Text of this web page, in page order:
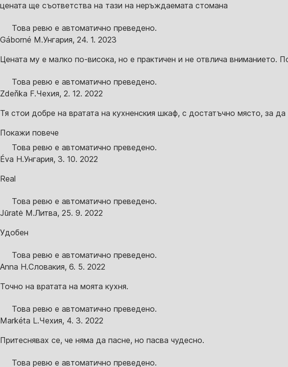
цената ще съответства на тази на неръждаемата стомана
Това ревю е автоматично преведено.
Gáborné M.Унгария, 24. 1. 2023
Цената му е малко по-висока, но е практичен и не отвлича вниманието.
Това ревю е автоматично преведено.
Zdeňka F.Чехия, 2. 12. 2022
Тя стои добре на вратата на кухненския шкаф, с достатъчно място, за
Покажи повече
Това ревю е автоматично преведено.
Éva H.Унгария, 3. 10. 2022
Real
Това ревю е автоматично преведено.
Jūratė M.Литва, 25. 9. 2022
Удобен
Това ревю е автоматично преведено.
Anna H.Словакия, 6. 5. 2022
Точно на вратата на моята кухня.
Това ревю е автоматично преведено.
Markéta L.Чехия, 4. 3. 2022
Притеснявах се, че няма да пасне, но пасва чудесно.
Това ревю е автоматично преведено.